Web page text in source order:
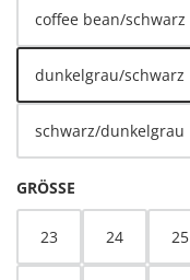
coffee bean/schwarz
dunkelgrau/schwarz
schwarz/dunkelgrau
GRÖSSE
23 24 25